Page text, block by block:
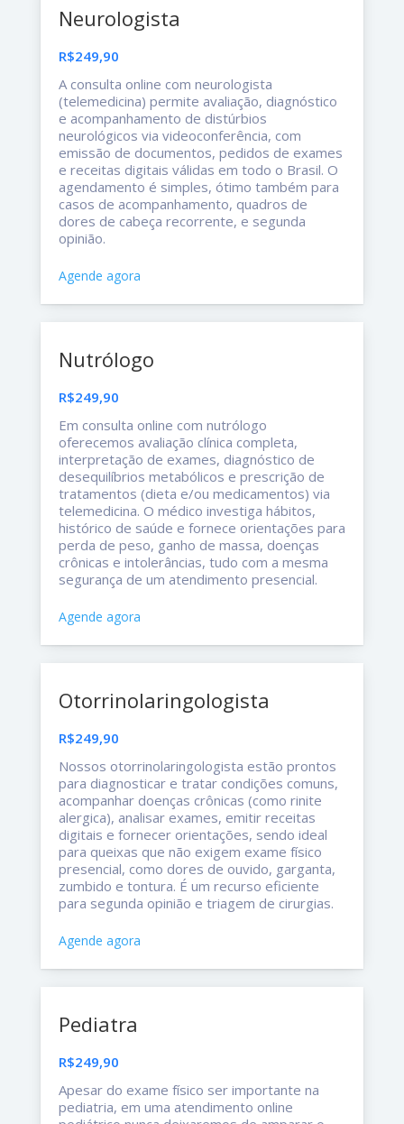
Neurologista
R$249,90
A consulta online com neurologista
(telemedicina) permite avaliação, diagnóstico
e acompanhamento de distúrbios
neurológicos via videoconferência, com
emissão de documentos, pedidos de exames
e receitas digitais válidas em todo o Brasil. O
agendamento é simples, ótimo também para
casos de acompanhamento, quadros de
dores de cabeça recorrente, e segunda
opinião.
Agende agora
Nutrólogo
R$249,90
Em consulta online com nutrólogo
oferecemos avaliação clínica completa,
interpretação de exames, diagnóstico de
desequilíbrios metabólicos e prescrição de
tratamentos (dieta e/ou medicamentos) via
telemedicina. O médico investiga hábitos,
histórico de saúde e fornece orientações para
perda de peso, ganho de massa, doenças
crônicas e intolerâncias, tudo com a mesma
segurança de um atendimento presencial.
Agende agora
Otorrinolaringologista
R$249,90
Nossos otorrinolaringologista estão prontos
para diagnosticar e tratar condições comuns,
acompanhar doenças crônicas (como rinite
alergica), analisar exames, emitir receitas
digitais e fornecer orientações, sendo ideal
para queixas que não exigem exame físico
presencial, como dores de ouvido, garganta,
zumbido e tontura. É um recurso eficiente
para segunda opinião e triagem de cirurgias.
Agende agora
Pediatra
R$249,90
Apesar do exame físico ser importante na
pediatria, em uma atendimento online